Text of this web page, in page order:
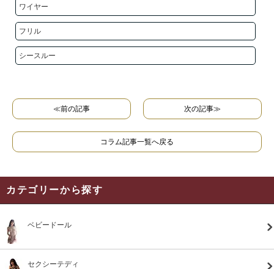
ワイヤー
フリル
シースルー
≪前の記事 次の記事≫
コラム記事一覧へ戻る
カテゴリーから探す
ベビードール
セクシーテディ